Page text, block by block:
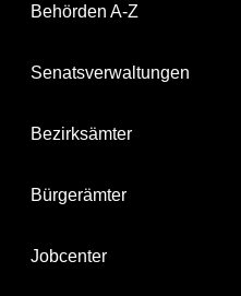
Behörden A-Z
Senatsverwaltungen
Bezirksämter
Bürgerämter
Jobcenter